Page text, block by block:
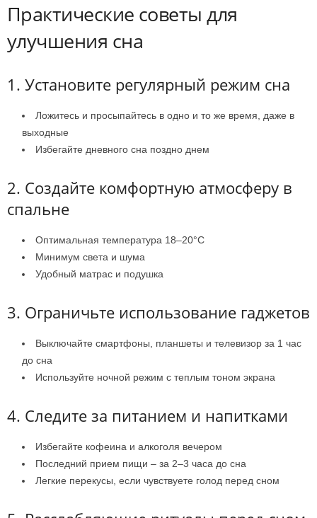
Практические советы для
улучшения сна
1. Установите регулярный режим сна
Ложитесь и просыпайтесь в одно и то же время, даже в
выходные
Избегайте дневного сна поздно днем
2. Создайте комфортную атмосферу в
спальне
Оптимальная температура 18–20°С
Минимум света и шума
Удобный матрас и подушка
3. Ограничьте использование гаджетов
Выключайте смартфоны, планшеты и телевизор за 1 час
до сна
Используйте ночной режим с теплым тоном экрана
4. Следите за питанием и напитками
Избегайте кофеина и алкоголя вечером
Последний прием пищи – за 2–3 часа до сна
Легкие перекусы, если чувствуете голод перед сном